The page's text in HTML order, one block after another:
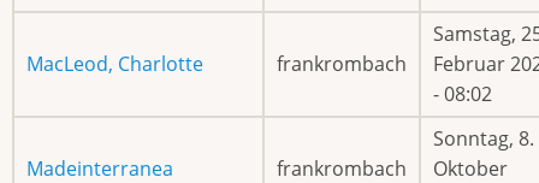
MacLeod, Charlotte frankrombach
Samstag,
Februar
- 08:02
Madeinterranea frankrombach
Sonntag, 8.
Oktober